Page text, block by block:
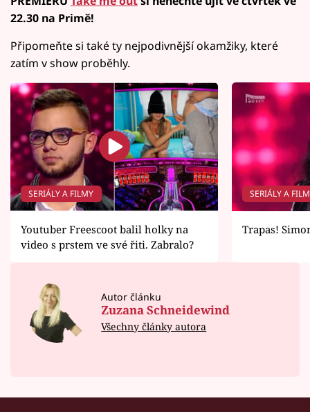
22.30 na Primě!
Připomeňte si také ty nejpodivnější okamžiky, které
zatím v show proběhly.
SERIÁLY A FILMY
Youtuber Freescoot balil holky na
video s prstem ve své řiti. Zabralo?
SERIÁLY A
Trapas!
Autor článku
Zuzana Schneidewind
Všechny články autora